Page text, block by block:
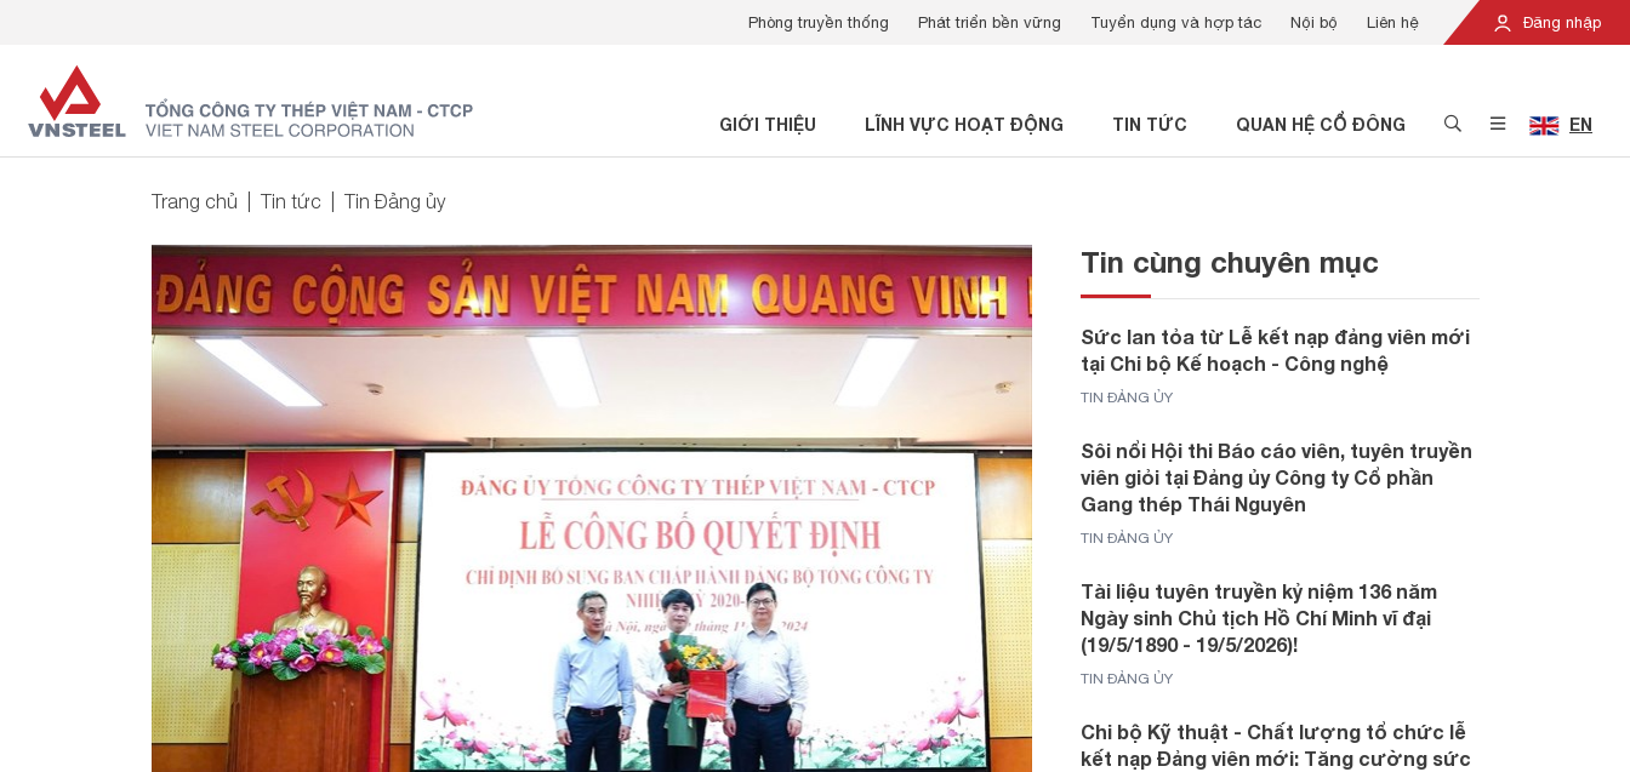
Đăng nhập
Phòng truyền thống Phát triển bền vững Tuyển dụng và hợp tác Nội bộ Liên hệ
GIỚI THIỆU LĨNH VỰC HOẠT ĐỘNG TIN TỨC QUAN HỆ CỔ ĐÔNG EN
Trang chủ Tin tức Tin Đảng ủy
Tin cùng chuyên mục
Sức lan tỏa từ Lễ kết nạp đảng viên mới
tại Chi bộ Kế hoạch - Công nghệ
TIN ĐẢNG ỦY
Sôi nổi Hội thi Báo cáo viên, tuyên truyền
viên giỏi tại Đảng ủy Công ty Cổ phần
Gang thép Thái Nguyên
TIN ĐẢNG ỦY
Tài liệu tuyên truyền kỷ niệm 136 năm
Ngày sinh Chủ tịch Hồ Chí Minh vĩ đại
(19/5/1890 - 19/5/2026)!
TIN ĐẢNG ỦY
Chi bộ Kỹ thuật - Chất lượng tổ chức lễ
kết nạp Đảng viên mới: Tăng cường sức